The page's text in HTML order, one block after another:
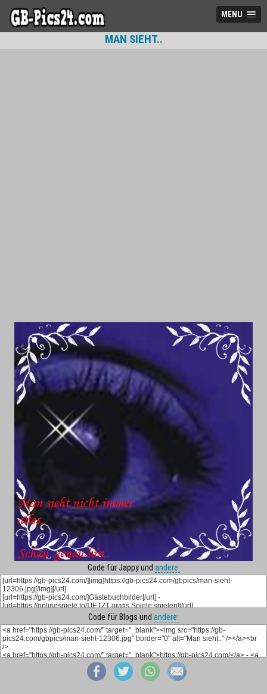
MENU
MAN SIEHT..
Code für Jappy und andere:
Code für Blogs und andere: